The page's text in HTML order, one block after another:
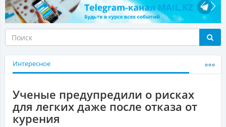
Интересное
Ученые предупредили о рисках
для легких даже после отказа от
курения